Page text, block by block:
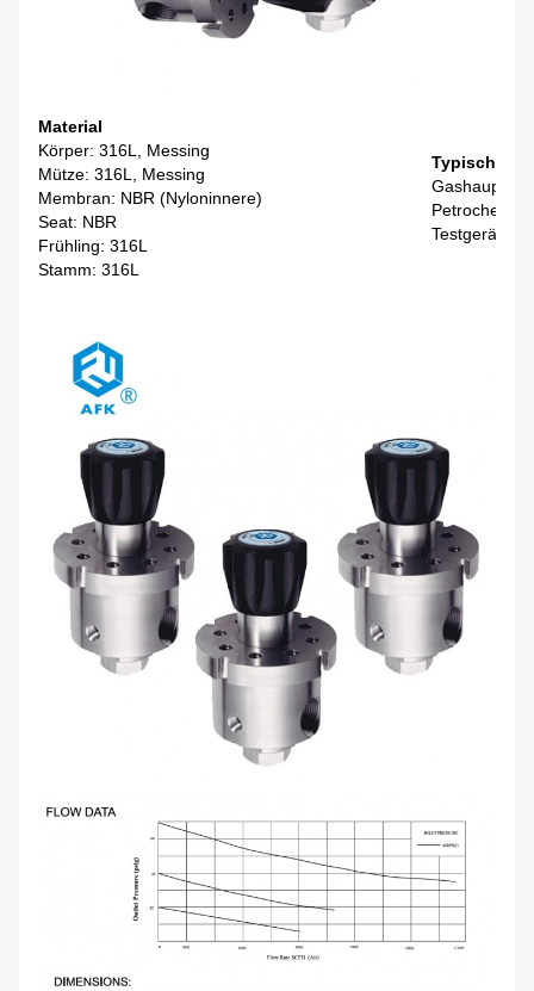
Material
Körper: 316L, Messing
Mütze: 316L, Messing
Membran: NBR (Nyloninnere)
Seat: NBR
Frühling: 316L
Stamm: 316L
Typische
Testgerät